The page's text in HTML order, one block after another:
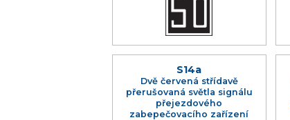
S14a
Dvě červená střídavě
přerušovaná světla signálu
přejezdového
zabepečovacího zařízení